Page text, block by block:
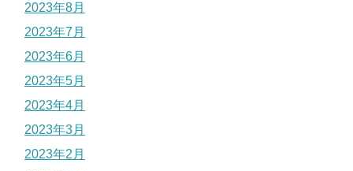
2023年8月
2023年7月
2023年6月
2023年5月
2023年4月
2023年3月
2023年2月